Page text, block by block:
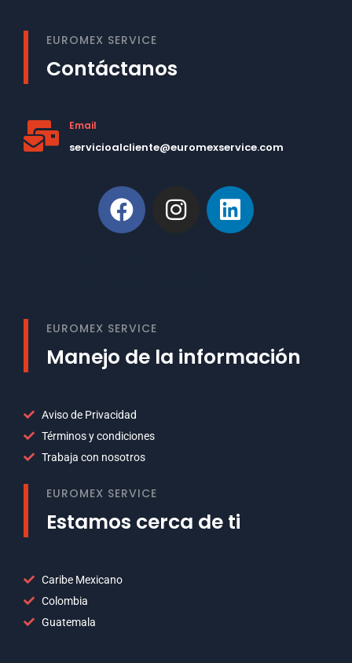
EUROMEX SERVICE
Contáctanos
Email
servicioalcliente@euromexservice.com
EUROMEX SERVICE
Manejo de la información
Aviso de Privacidad
Términos y condiciones
Trabaja con nosotros
EUROMEX SERVICE
Estamos cerca de ti
Caribe Mexicano
Colombia
Guatemala